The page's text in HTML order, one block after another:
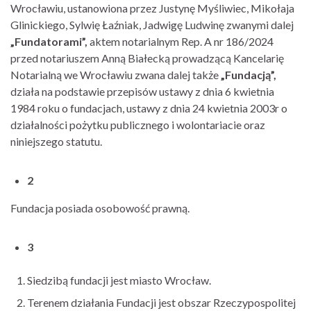
Wrocławiu, ustanowiona przez Justynę Myśliwiec, Mikołaja
Glinickiego, Sylwię Łaźniak, Jadwigę Ludwinę zwanymi dalej
„Fundatorami”, aktem notarialnym Rep. A nr 186/2024
przed notariuszem Anną Białecką prowadzącą Kancelarię
Notarialną we Wrocławiu zwana dalej także „Fundacją”,
działa na podstawie przepisów ustawy z dnia 6 kwietnia
1984 roku o fundacjach, ustawy z dnia 24 kwietnia 2003r o
działalności pożytku publicznego i wolontariacie oraz
niniejszego statutu.
2
Fundacja posiada osobowość prawną.
3
Siedzibą fundacji jest miasto Wrocław.
Terenem działania Fundacji jest obszar Rzeczypospolitej